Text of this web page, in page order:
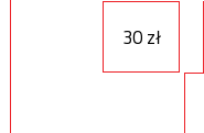
30 zł